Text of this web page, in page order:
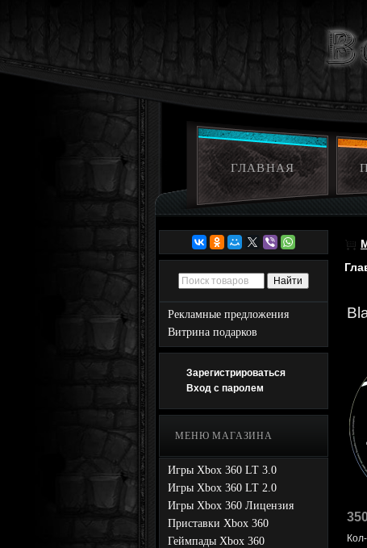
ГЛАВНАЯ
Рекламные предложения
Витрина подарков
Зарегистрироваться
Вход с паролем
МЕНЮ МАГАЗИНА
Игры Xbox 360 LT 3.0
Игры Xbox 360 LT 2.0
Игры Xbox 360 Лицензия
Приставки Xbox 360
Геймпады Xbox 360